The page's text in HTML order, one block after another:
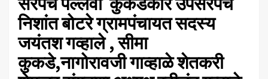
निशांत बोटरे ग्रामपंचायत सदस्य
जयंतश गव्हाले , सीमा
कुकडे,नागोरावजी गाव्हाळे शेतकरी